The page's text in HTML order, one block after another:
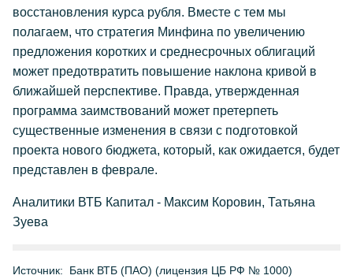
восстановления курса рубля. Вместе с тем мы
полагаем, что стратегия Минфина по увеличению
предложения коротких и среднесрочных облигаций
может предотвратить повышение наклона кривой в
ближайшей перспективе. Правда, утвержденная
программа заимствований может претерпеть
существенные изменения в связи с подготовкой
проекта нового бюджета, который, как ожидается, будет
представлен в феврале.
Аналитики ВТБ Капитал - Максим Коровин, Татьяна
Зуева
Источник: Банк ВТБ (ПАО) (лицензия ЦБ РФ № 1000)